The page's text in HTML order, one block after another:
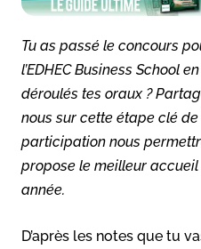
Tu as passé le concours
l’EDHEC Business School
déroulés tes oraux ?
nous sur cette étape clé
participation nous
propose le meilleur
année.
D’après les notes que tu